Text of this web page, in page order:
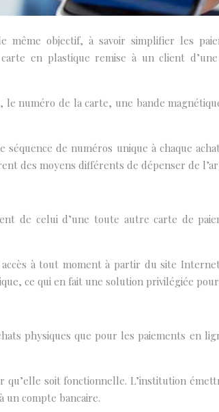
objectif, à savoir simplifier les
en plastique remise à un client
numéro de la carte, une bande
de numéros unique à chaque
des moyens différents de dépenser de
de celui d’une toute autre carte de
à tout moment à partir du site
ce qui en fait une solution privilégiée
physiques que pour les paiements en
soit fonctionnelle. L’institution
un compte bancaire.